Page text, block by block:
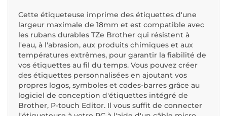
Cette étiqueteuse imprime des étiquettes d'une
largeur maximale de 18mm et est compatible avec
les rubans durables TZe Brother qui résistent à
l'eau, à l'abrasion, aux produits chimiques et aux
températures extrêmes, pour garantir la fiabilité de
vos étiquettes au fil du temps. Vous pouvez créer
des étiquettes personnalisées en ajoutant vos
propres logos, symboles et codes-barres grâce au
logiciel de conception d'étiquettes intégré de
Brother, P-touch Editor. Il vous suffit de connecter